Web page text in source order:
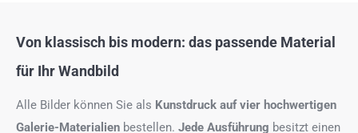
Von klassisch bis modern: das passende Material
für Ihr Wandbild
Alle Bilder können Sie als Kunstdruck auf vier hochwertigen
Galerie-Materialien bestellen. Jede Ausführung besitzt einen